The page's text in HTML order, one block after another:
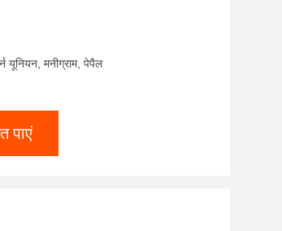
यूनियन, मनीग्राम, पेपैल
पाएं